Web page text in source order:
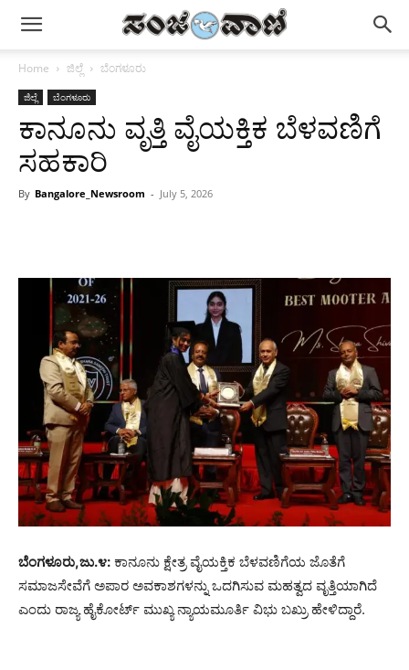
Home ಜಿಲ್ಲೆ ಬೆಂಗಳೂರು
ಜಿಲ್ಲೆ ಬೆಂಗಳೂರು
ಕಾನೂನು ವೃತ್ತಿ ವೈಯಕ್ತಿಕ ಬೆಳವಣಿಗೆ
ಸಹಕಾರಿ
By Bangalore_Newsroom - July 5, 2026
ಬೆಂಗಳೂರು,ಜು.೪: ಕಾನೂನು ಕ್ಷೇತ್ರ ವೈಯಕ್ತಿಕ ಬೆಳವಣಿಗೆಯ ಜೊತೆಗೆ
ಸಮಾಜಸೇವೆಗೆ ಅಪಾರ ಅವಕಾಶಗಳನ್ನು ಒದಗಿಸುವ ಮಹತ್ವದ ವೃತ್ತಿಯಾಗಿದೆ
ಎಂದು ರಾಜ್ಯ ಹೈಕೋರ್ಟ್ ಮುಖ್ಯ ನ್ಯಾಯಮೂರ್ತಿ ವಿಭು ಬಖ್ರು ಹೇಳಿದ್ದಾರೆ.